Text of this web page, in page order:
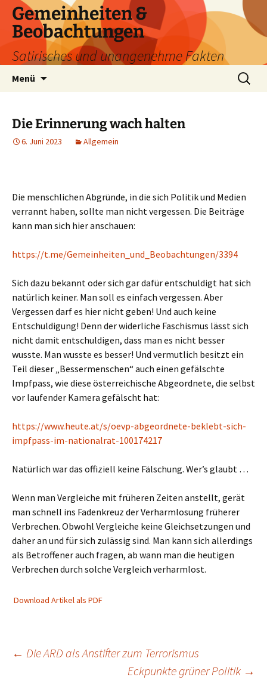
Zum
Inhalt
springen
Gemeinheiten &
Beobachtungen
Satirisches und unangenehme Fakten
Menü
Suchen
nach:
Die Erinnerung wach halten
6. Juni 2023 Allgemein
Die menschlichen Abgründe, in die sich Politik und Medien
verrannt haben, sollte man nicht vergessen. Die Beiträge
kann man sich hier anschauen:
https://t.me/Gemeinheiten_und_Beobachtungen/3394
Sich dazu bekannt oder sich gar dafür entschuldigt hat sich
natürlich keiner. Man soll es einfach vergessen. Aber
Vergessen darf es hier nicht geben! Und auch keine
Entschuldigung! Denn der widerliche Faschismus lässt sich
nicht damit entschuldigen, dass man es nicht besser
wusste. Man wusste es besser! Und vermutlich besitzt ein
Teil dieser „Bessermenschen“ auch einen gefälschte
Impfpass, wie diese österreichische Abgeordnete, die selbst
vor laufender Kamera gefälscht hat:
https://www.heute.at/s/oevp-abgeordnete-beklebt-sich-
impfpass-im-nationalrat-100174217
Natürlich war das offiziell keine Fälschung. Wer’s glaubt …
Wenn man Vergleiche mit früheren Zeiten anstellt, gerät
man schnell ins Fadenkreuz der Verharmlosung früherer
Verbrechen. Obwohl Vergleiche keine Gleichsetzungen und
daher an und für sich zulässig sind. Man kann sich allerdings
als Betroffener auch fragen, ab wann man die heutigen
Verbrechen durch solche Vergleich verharmlost.
Download Artikel als PDF
Beitragsnavigation
← Die ARD als Anstifter zum Terrorismus
Eckpunkte grüner Politik →